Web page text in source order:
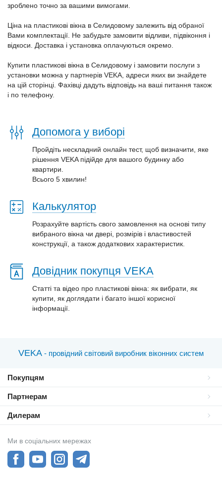
зроблено точно за вашими вимогами.
Ціна на пластикові вікна в Селидовому залежить від обраної
Вами комплектації. Не забудьте замовити відливи, підвіконня і
відкоси. Доставка і установка оплачуються окремо.
Купити пластикові вікна в Селидовому і замовити послуги з
установки можна у партнерів VEKA, адреси яких ви знайдете
на цій сторінці. Фахівці дадуть відповідь на ваші питання також
і по телефону.
Допомога у виборі
Пройдіть нескладний онлайн тест, щоб визначити, яке
рішення VEKA підійде для вашого будинку або
квартири.
Всього 5 хвилин!
Калькулятор
Розрахуйте вартість свого замовлення на основі типу
вибраного вікна чи двері, розмірів і властивостей
конструкції, а також додаткових характеристик.
Довідник покупця VEKA
Статті та відео про пластиковi вікна: як вибрати, як
купити, як доглядати і багато іншої корисної
інформації.
VEKA - провідний світовий виробник віконних систем
Покупцям
Партнерам
Дилерам
Ми в соціальних мережах